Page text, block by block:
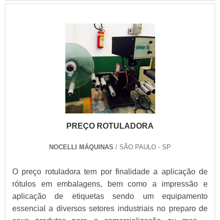
serviços e segura, qualificações construídas por focar
suas ações no resultado final, tendo escritório de alta
qualidade onde são realizadas as atividades e
usinagem própria. Todos esses fatores, agregados a
uma equipe com colaboradores proativos e técnicos
especializados e capacitados para a realização de
serviços dentro e fora da empresa, garantem a melhor
significar um ganho qualitativo e quantitativo nestes
PREÇO ROTULADORA
NOCELLI MÁQUINAS / SÃO PAULO - SP
O preço rotuladora tem por finalidade a aplicação de
rótulos em embalagens, bem como a impressão e
aplicação de etiquetas sendo um equipamento
essencial a diversos setores industriais no preparo de